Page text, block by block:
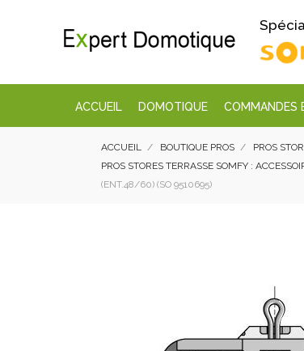
ACCUEIL DOMOTIQUE COMMANDES
ACCUEIL BOUTIQUE PROS PROS
PROS STORES TERRASSE SOMFY :
(ENT.48/60) (SO 9510695)